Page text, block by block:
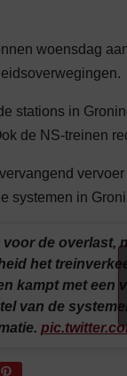
woensdag
stations in
de NS-treinen
systemen in
de overlast,
het
kampt met een
van de